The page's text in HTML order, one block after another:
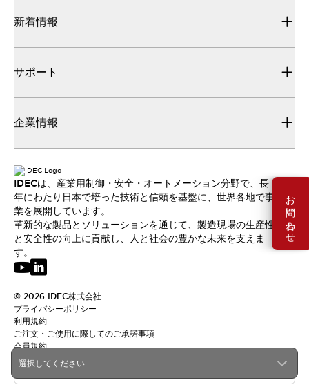
お問い合わせ
選択してください
新着情報
サポート
企業情報
IDECは、産業用制御・安全・オートメーション分野で、長
年にわたり日本で培った技術と信頼を基盤に、世界各地で事
業を展開しています。
革新的な製品とソリューションを通じて、製造現場の生産性
と安全性の向上に貢献し、人と社会の豊かな未来を支えま
す。
© 2026 IDEC株式会社
プライバシーポリシー
利用規約
ご注文・ご使用に際してのご承諾事項
会員規約
日本